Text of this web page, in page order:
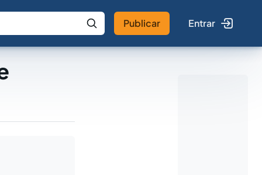
IA Buscar no Jus
Publicar Entrar